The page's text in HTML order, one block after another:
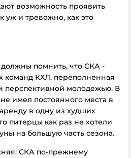
возможность проявить
уж и тревожно, как это
помнить, что СКА -
команд КХЛ, переполненная
перспективной молодежью. В
имел постоянного места в
в одну из худших
питерцы как раз не хотели
на большую часть сезона.
СКА по-прежнему